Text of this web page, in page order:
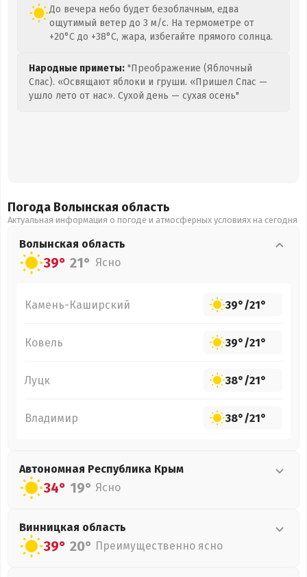
До вечера небо будет безоблачным, едва
ощутимый ветер до 3 м/с. На термометре от
+20°C до +38°C, жара, избегайте прямого солнца.
Народные приметы: "Преображение (Яблочный
Спас). «Освящают яблоки и груши. «Пришел Спас —
ушло лето от нас». Сухой день — сухая осень"
Погода Волынская область
Актуальная информация о погоде и атмосферных условиях на сегодня
Волынская область
39° 21° Ясно
Камень-Каширский 39°/21°
Ковель 39°/21°
Луцк 38°/21°
Владимир 38°/21°
Автономная Республика Крым
34° 19° Ясно
Винницкая область
39° 20° Преимущественно ясно